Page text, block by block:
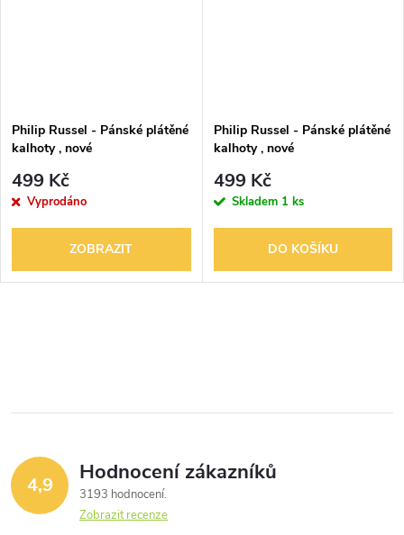
Philip Russel - Pánské plátěné
kalhoty , nové
499 Kč
Vyprodáno
ZOBRAZIT
Philip Russel - Pánské plátěné
kalhoty , nové
499 Kč
Skladem 1 ks
DO KOŠÍKU
l
d
a
4,9 Hodnocení zákazníků
3193 hodnocení
Zobrazit recenze